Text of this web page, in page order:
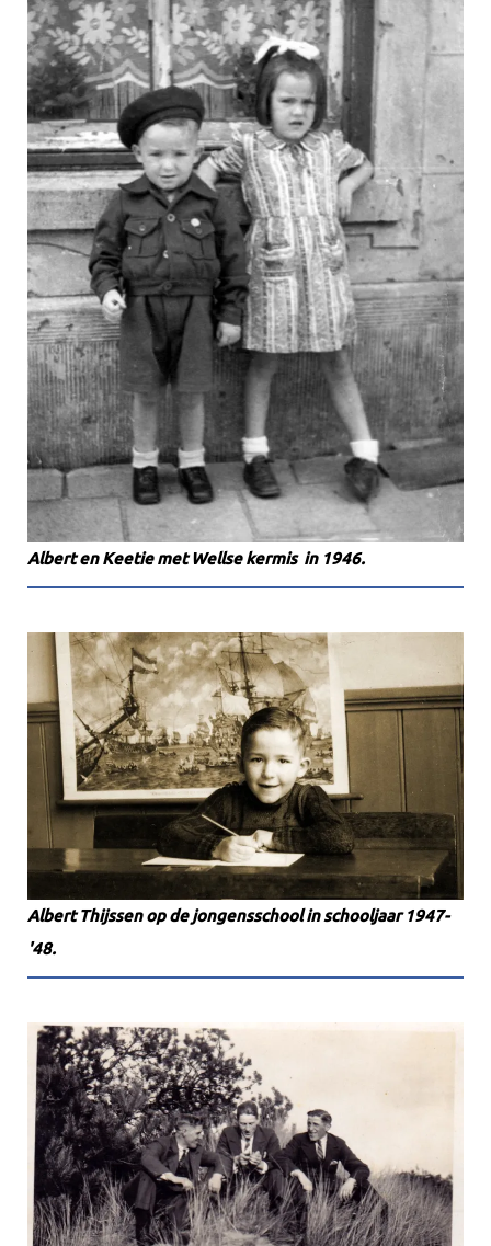
Albert en Keetie met Wellse kermis in 1946.
Albert Thijssen op de jongensschool in schooljaar 1947-
'48.